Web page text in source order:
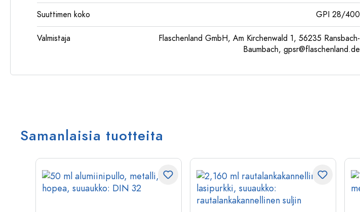
Suuttimen koko GPI 28/400
Valmistaja
Flaschenland GmbH, Am Kirchenwald 1, 56235 Ransbach-
Baumbach, gpsr@flaschenland.de
Samanlaisia tuotteita